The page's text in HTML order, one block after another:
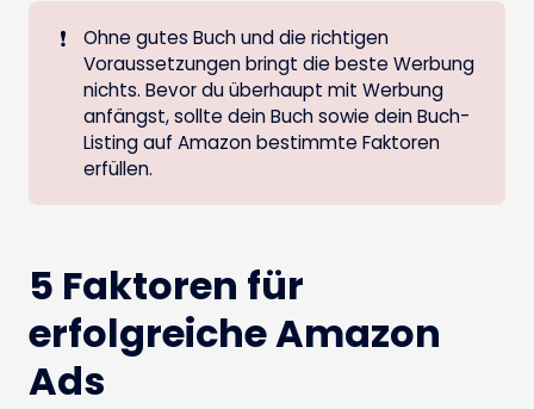
❗
Ohne gutes Buch und die richtigen
Voraussetzungen bringt die beste Werbung
nichts. Bevor du überhaupt mit Werbung
anfängst, sollte dein Buch sowie dein Buch-
Listing auf Amazon bestimmte Faktoren
erfüllen.
5 Faktoren für
erfolgreiche Amazon
Ads